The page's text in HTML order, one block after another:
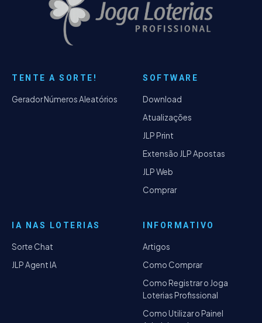
TENTE A SORTE!
Gerador Números Aleatórios
SOFTWARE
Download
Atualizações
JLP Print
Extensão JLP Apostas
JLP Web
Comprar
IA NAS LOTERIAS
Sorte Chat
JLP Agent IA
INFORMATIVO
Artigos
Como Comprar
Como Registrar o Joga
Loterias Profissional
Como Utilizar o Painel